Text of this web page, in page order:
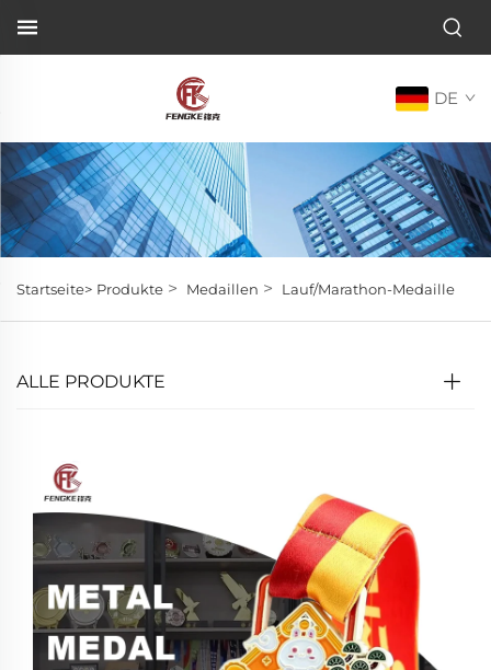
DE
Startseite> Produkte > Medaillen > Lauf/Marathon-Medaille
ALLE PRODUKTE